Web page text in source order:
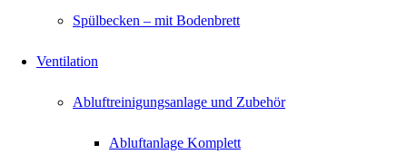
Spülbecken – mit Bodenbrett
Ventilation
Abluftreinigungsanlage und Zubehör
Abluftanlage Komplett